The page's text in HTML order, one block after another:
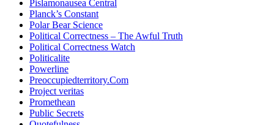
Pislamonausea Central
Planck’s Constant
Polar Bear Science
Political Correctness – The Awful Truth
Political Correctness Watch
Politicalite
Powerline
Preoccupiedterritory.Com
Project veritas
Promethean
Public Secrets